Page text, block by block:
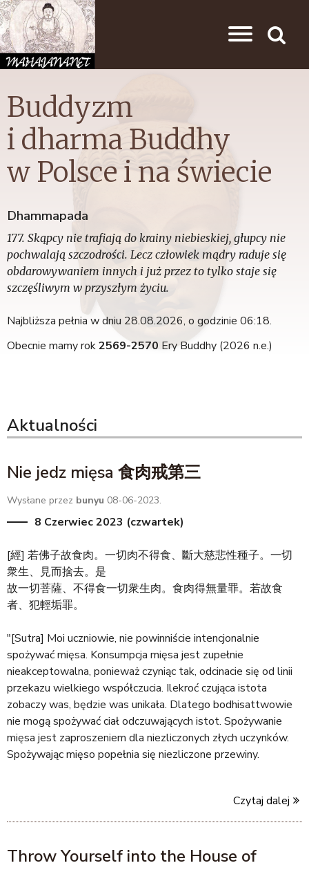
Buddyzm
i dharma Buddhy
w Polsce i na świecie
Dhammapada
177. Skąpcy nie trafiają do krainy niebieskiej, głupcy nie
pochwalają szczodrości. Lecz człowiek mądry raduje się
obdarowywaniem innych i już przez to tylko staje się
szczęśliwym w przyszłym życiu.
Najbliższa pełnia w dniu 28.08.2026, o godzinie 06:18.
Obecnie mamy rok2569-2570 Ery Buddhy (2026 n.e.)
Aktualności
Nie jedz mięsa 食肉戒第三
Wysłane przez bunyu 08-06-2023.
8 Czerwiec 2023 (czwartek)
[經] 若佛子故食肉。一切肉不得食、斷大慈悲性種子。一切
衆生、見而捨去。是
故一切菩薩、不得食一切衆生肉。食肉得無量罪。若故食
者、犯輕垢罪。
"[Sutra] Moi uczniowie, nie powinniście intencjonalnie
spożywać mięsa. Konsumpcja mięsa jest zupełnie
nieakceptowalna, ponieważ czyniąc tak, odcinacie się od linii
przekazu wielkiego współczucia. Ilekroć czująca istota
zobaczy was, będzie was unikała. Dlatego bodhisattwowie
nie mogą spożywać ciał odczuwających istot. Spożywanie
mięsa jest zaproszeniem dla niezliczonych złych uczynków.
Spożywając mięso popełnia się niezliczone przewiny.
Czytaj dalej
Throw Yourself into the House of